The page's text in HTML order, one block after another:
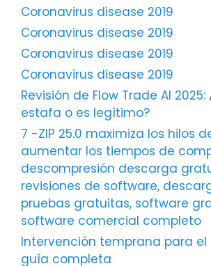
Coronavirus disease 2019
Coronavirus disease 2019
Coronavirus disease 2019
Coronavirus disease 2019
Revisión de Flow Trade AI 2025:
estafa o es legítimo?
7 -ZIP 25.0 maximiza los hilos
aumentar los tiempos de
descompresión descarga
revisiones de software,
pruebas gratuitas, software
software comercial completo
Intervención temprana para el
guía completa